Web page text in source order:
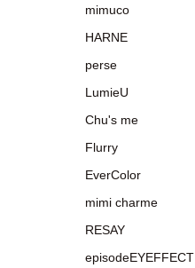
mimuco
HARNE
perse
LumieU
Chu's me
Flurry
EverColor
mimi charme
RESAY
episodeEYEFFECT